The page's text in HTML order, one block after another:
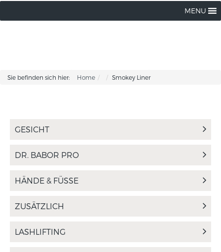
MENU
Sie befinden sich hier: Home Smokey Liner
GESICHT
DR. BABOR PRO
HÄNDE & FÜSSE
ZUSÄTZLICH
LASHLIFTING